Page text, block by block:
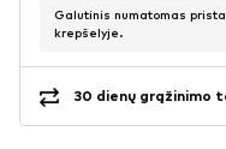
Galutinis numatomas
krepšelyje.
30 dienų grąžinimo